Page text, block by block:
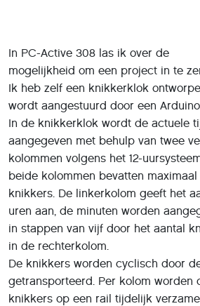
In PC-Active 308 las ik over de
mogelijkheid om een project in te
Ik heb zelf een knikkerklok
wordt aangestuurd door een
In de knikkerklok wordt de actuele
aangegeven met behulp van twee
kolommen volgens het 12-
beide kolommen bevatten maximaal
knikkers. De linkerkolom geeft het
uren aan, de minuten worden
in stappen van vijf door het aantal
in de rechterkolom.
De knikkers worden cyclisch door
getransporteerd. Per kolom worden
knikkers op een rail tijdelijk